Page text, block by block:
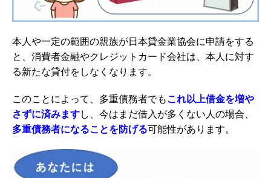
本人や一定の範囲の親族が日本貸金業協会に申請をする
と、消費者金融やクレジットカード会社は、本人に対す
る新たな貸付をしなくなります。
このことによって、多重債務者でもこれ以上借金を増や
さずに済みますし、今はまだ借入が多くない人の場合、
多重債務者になることを防げる可能性があります。